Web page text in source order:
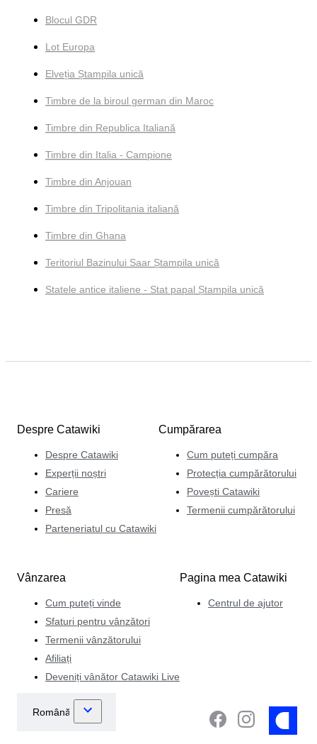
Blocul GDR
Lot Europa
Elveția Ștampila unică
Timbre de la biroul german din Maroc
Timbre din Republica Italiană
Timbre din Italia - Campione
Timbre din Anjouan
Timbre din Tripolitania italiană
Timbre din Ghana
Teritoriul Bazinului Saar Ștampila unică
Statele antice italiene - Stat papal Ștampila unică
Despre Catawiki
Despre Catawiki
Experții noștri
Cariere
Presă
Parteneriatul cu Catawiki
Cumpărarea
Cum puteți cumpăra
Protecția cumpărătorului
Povești Catawiki
Termenii cumpărătorului
Vânzarea
Cum puteți vinde
Sfaturi pentru vânzători
Termenii vânzătorului
Afiliați
Deveniți vânător Catawiki Live
Pagina mea Catawiki
Centrul de ajutor